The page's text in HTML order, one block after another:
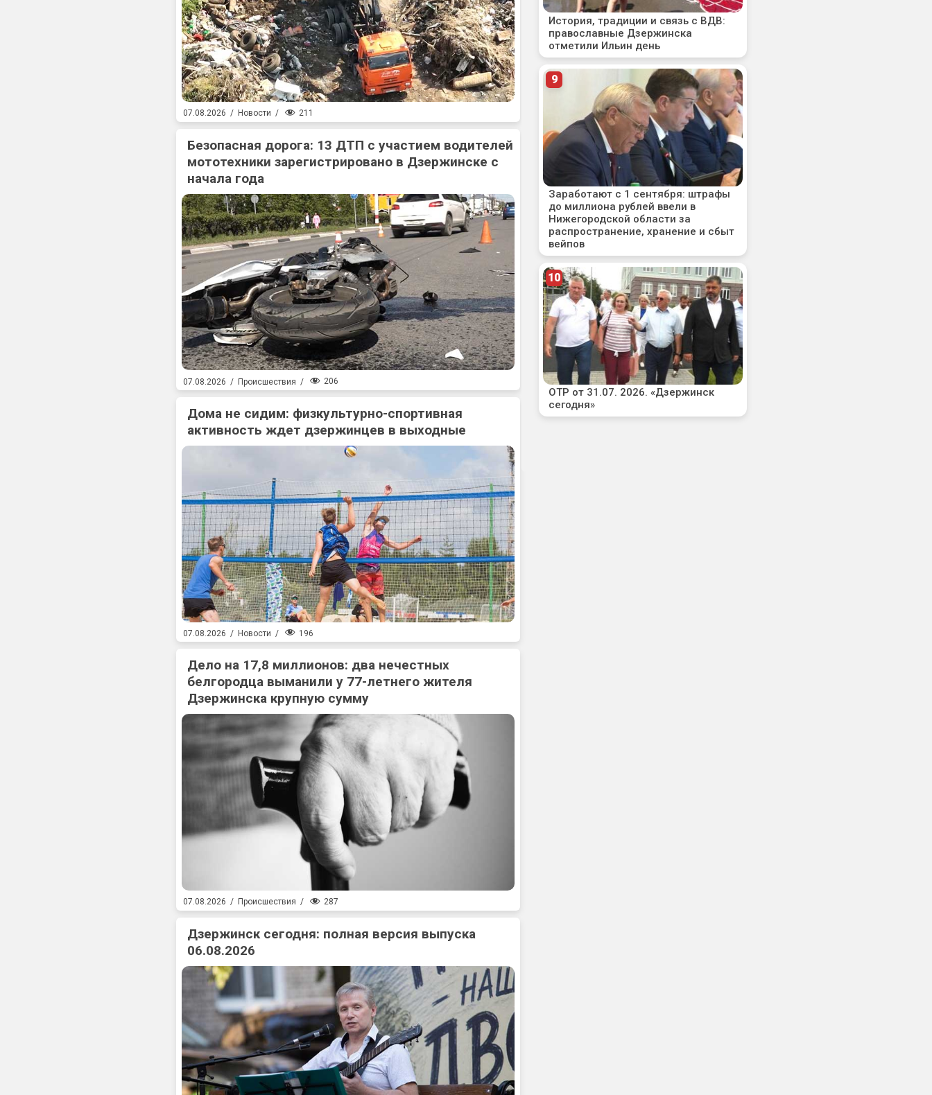
07.08.2026 / Новости / 211
Безопасная дорога: 13 ДТП с участием водителей
мототехники зарегистрировано в Дзержинске с
начала года
07.08.2026 / Происшествия / 206
Дома не сидим: физкультурно-спортивная
активность ждет дзержинцев в выходные
07.08.2026 / Новости / 196
Дело на 17,8 миллионов: два нечестных
белгородца выманили у 77-летнего жителя
Дзержинска крупную сумму
07.08.2026 / Происшествия / 287
Дзержинск сегодня: полная версия выпуска
06.08.2026